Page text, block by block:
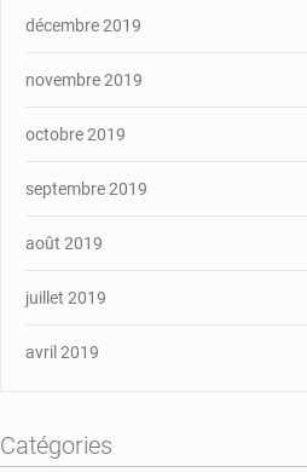
décembre 2019
novembre 2019
octobre 2019
septembre 2019
août 2019
juillet 2019
avril 2019
Catégories